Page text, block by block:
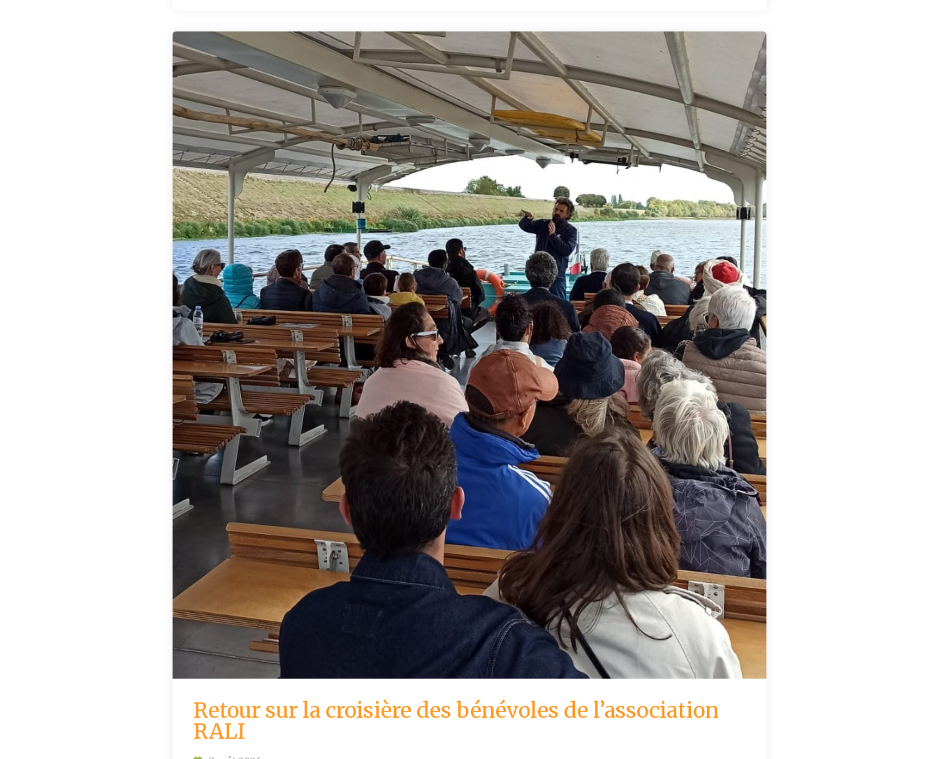
Retour sur la croisière des bénévoles de l’association
RALI